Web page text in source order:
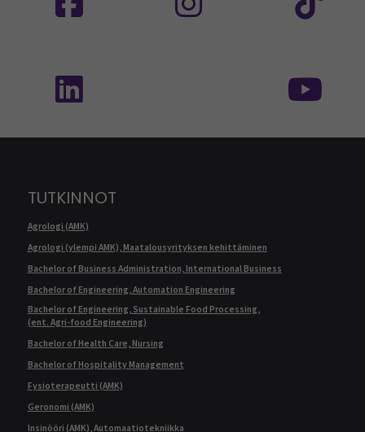
TUTKINNOT
Agrologi (AMK)
Agrologi (ylempi AMK), Maatalousyrityksen kehittäminen
Bachelor of Business Administration, International Business
Bachelor of Engineering, Automation Engineering
Bachelor of Engineering, Sustainable Food Processing,
(ent. Agri-food Engineering)
Bachelor of Health Care, Nursing
Bachelor of Hospitality Management
Fysioterapeutti (AMK)
Geronomi (AMK)
Insinööri (AMK), Automaatiotekniikka